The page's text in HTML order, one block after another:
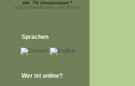
inkl. 7% Umsatzsteuer *
zzgl.Versandkosten, hier klicken
Sprachen
Wer ist online?